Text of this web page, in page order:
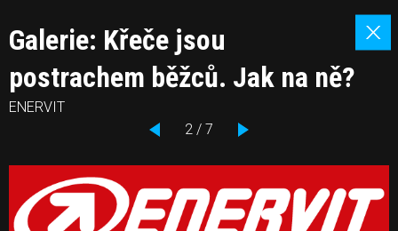
Galerie: Křeče jsou
postrachem běžců. Jak na ně?
ENERVIT
2 / 7